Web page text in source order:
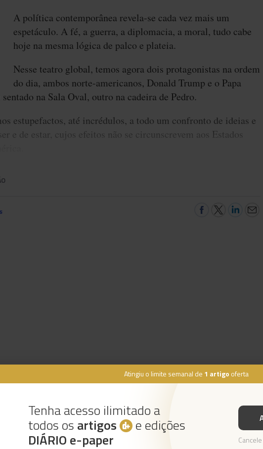
A política contemporânea revela-se cada vez mais um
espetáculo. A fé, a guerra, a diplomacia, a moral, tudo cabe
hoje na mesma lógica de palco e plateia.
Nesse teatro global, temos agora dois protagonistas na ordem
do dia, ambos norte-americanos, Donald Trump e o Papa
na Sala Oval, outro na cadeira de Pedro.
estupefactos, até incrédulos, a todo um confronto de ideias e
e de estar, cujos efeitos não se circunscrevem aos Estados
Atingiu o limite semanal de 1 artigo oferta
Tenha acesso ilimitado a
todos os artigos e edições
DIÁRIO e-paper
56 - 3º
Instale a nossa App